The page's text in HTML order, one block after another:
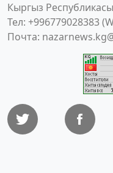
Кыргыз
Тел: +996779028383
Почта: